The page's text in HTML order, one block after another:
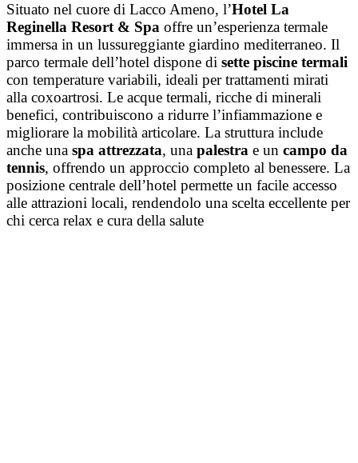
Situato nel cuore di Lacco Ameno, l’Hotel La
Reginella Resort & Spa offre un’esperienza termale
immersa in un lussureggiante giardino mediterraneo. Il
parco termale dell’hotel dispone di sette piscine termali
con temperature variabili, ideali per trattamenti mirati
alla coxoartrosi. Le acque termali, ricche di minerali
benefici, contribuiscono a ridurre l’infiammazione e
migliorare la mobilità articolare. La struttura include
anche una spa attrezzata, una palestra e un campo da
tennis, offrendo un approccio completo al benessere. La
posizione centrale dell’hotel permette un facile accesso
alle attrazioni locali, rendendolo una scelta eccellente per
chi cerca relax e cura della salute